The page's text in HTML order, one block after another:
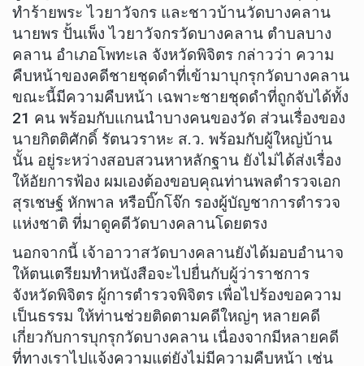
ทำร้ายพระ ไวยาวัจกร และชาวบ้านวัดบางคลาน
นายพร ปั้นเพ็ง ไวยาวัจกรวัดบางคลาน ตำบลบาง
คลาน อำเภอโพทะเล จังหวัดพิจิตร กล่าวว่า ความ
คืบหน้าของคดีชายชุดดำที่เข้ามาบุกรุกวัดบางคลาน
ขณะนี้มีความคืบหน้า เฉพาะชายชุดดำที่ถูกจับได้ทั้ง
21 คน พร้อมกับแกนนำบางคนของวัด ส่วนเรื่องของ
นายกิตติศักดิ์ รัตนวราหะ ส.ว. พร้อมกับผู้ใหญ่บ้าน
นั้น อยู่ระหว่างสอบสวนหาหลักฐาน ยังไม่ได้ส่งเรื่อง
ให้อัยการฟ้อง ผมเองต้องขอบคุณท่านพลตำรวจเอก
สุรเชษฐ์ หักพาล หรือบิ๊กโจ๊ก รองผู้บัญชาการตำรวจ
แห่งชาติ ที่มาดูคดีวัดบางคลานโดยตรง
นอกจากนี้ เจ้าอาวาสวัดบางคลานยังได้มอบอำนาจ
ให้ตนเตรียมทำหนังสือจะไปยื่นกับผู้ว่าราชการ
จังหวัดพิจิตร ผู้การตำรวจพิจิตร เพื่อไปร้องขอความ
เป็นธรรม ให้ท่านช่วยติดตามคดีใหญ่ๆ หลายคดี
เกี่ยวกับการบุกรุกวัดบางคลาน เนื่องจากมีหลายคดี
ที่ทางเราไปแจ้งความแต่ยังไม่มีความคืบหน้า เช่น